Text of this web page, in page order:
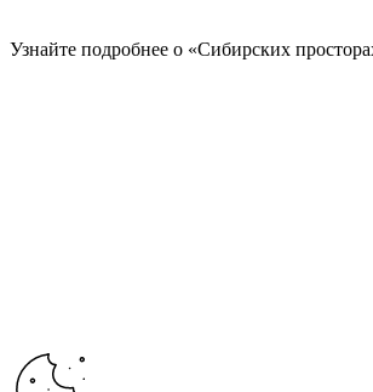
Узнайте подробнее о «Сибирских